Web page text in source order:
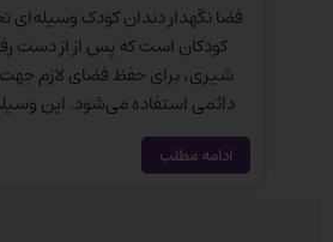
فضا نگهدار دندان کودک
کودکان است که پس از از دست
شیری، برای حفظ فضای لازم
دائمی استفاده می‌شود. این
دندان‌های مجاور، به حفظ نظم
مشکلات ارتودنسی در آینده کمک
ادامه مطلب